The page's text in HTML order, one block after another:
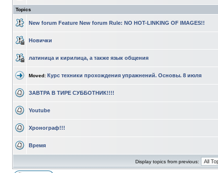
Topics
New forum Feature New forum Rule: NO HOT-LINKING OF IMAGES!!
Новички
латиница и кирилица, а также язык общения
Moved: Курс техники прохождения упражнений. Основы. 8 июля
ЗАВТРА В ТИРЕ СУББОТНИК!!!!
Youtube
Хронограф!!!
Время
Display topics from previous: